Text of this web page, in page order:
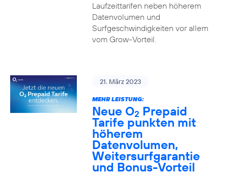
Laufzeittarifen neben höherem
Datenvolumen und
Surfgeschwindigkeiten vor allem
vom Grow-Vorteil.
21. März 2023
MEHR LEISTUNG:
Neue O2 Prepaid
Tarife punkten mit
höherem
Datenvolumen,
Weitersurfgarantie
und Bonus-Vorteil